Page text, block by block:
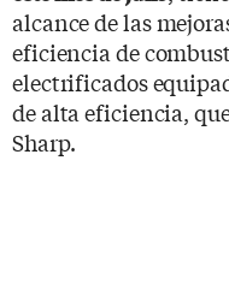
alcance de las
eficiencia de
electrificados
de alta eficiencia,
Sharp.